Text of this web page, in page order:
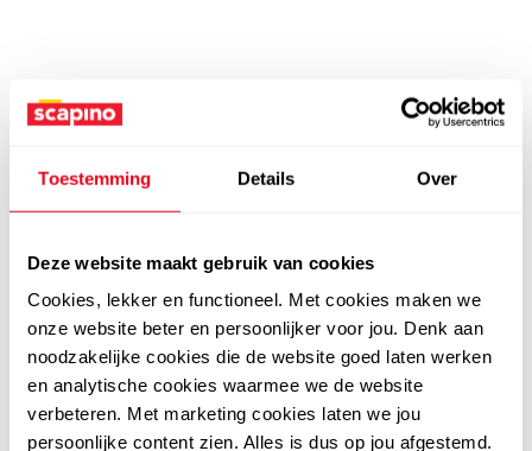
Toestemming Details Over
Deze website maakt gebruik van cookies
Cookies, lekker en functioneel. Met cookies maken we
onze website beter en persoonlijker voor jou. Denk aan
noodzakelijke cookies die de website goed laten werken
en analytische cookies waarmee we de website
verbeteren. Met marketing cookies laten we jou
persoonlijke content zien. Alles is dus op jou afgestemd.